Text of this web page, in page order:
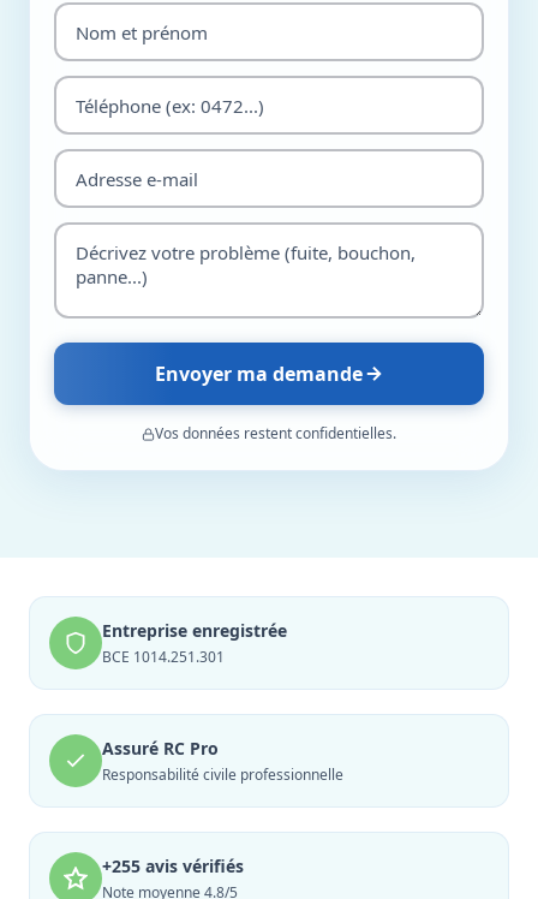
Envoyer ma demande
Vos données restent confidentielles.
Entreprise enregistrée
BCE 1014.251.301
Assuré RC Pro
Responsabilité civile professionnelle
+255 avis vérifiés
Note moyenne 4.8/5